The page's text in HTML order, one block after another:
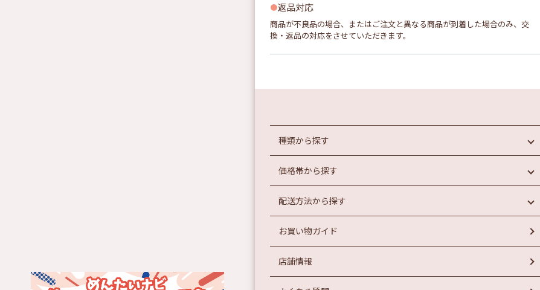
返品対応
商品が不良品の場合、またはご注文と異なる商品が到着した場合のみ、交
換・返品の対応をさせていただきます。
種類から探す
めんたいこ
惣菜・パン
ラーメン
価格帯から探す
1,000円未満
2,000円以上
4,000
配送方法から探す
常温商品
冷凍商品
お買い物ガイド
店舗情報